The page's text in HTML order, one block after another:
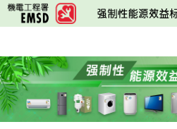
跳
至
要
内
容